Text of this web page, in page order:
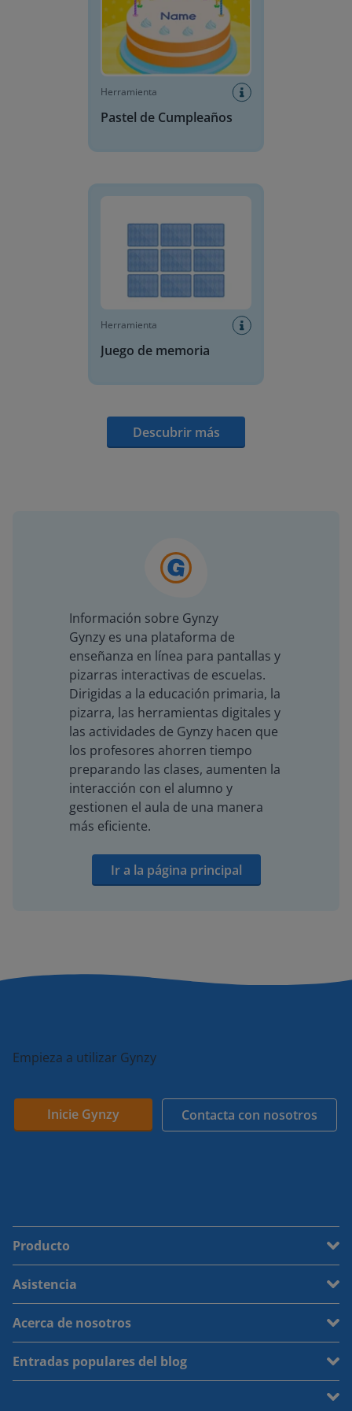
Herramienta
Pastel de Cumpleaños
Herramienta
Juego de memoria
Descubrir más
Información sobre Gynzy
Gynzy es una plataforma de
enseñanza en línea para pantallas y
pizarras interactivas de escuelas.
Dirigidas a la educación primaria, la
pizarra, las herramientas digitales y
las actividades de Gynzy hacen que
los profesores ahorren tiempo
preparando las clases, aumenten la
interacción con el alumno y
gestionen el aula de una manera
más eficiente.
Ir a la página principal
Empieza a utilizar Gynzy
Inicie Gynzy Contacta con nosotros
Producto
Asistencia
Acerca de nosotros
Entradas populares del blog